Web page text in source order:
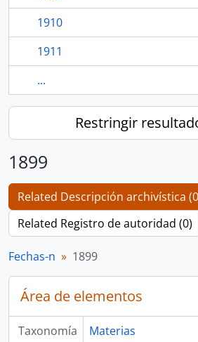
1910
1911
...
Restringir
1899
Related Descripción archivística
Related Registro de autoridad (0)
Fechas-n 1899
Área de elementos
Taxonomía
Materias